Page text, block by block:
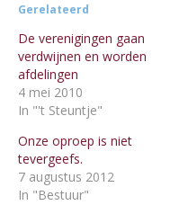
Gerelateerd
De verenigingen gaan
verdwijnen en worden
afdelingen
4 mei 2010
In "'t Steuntje"
Onze oproep is niet
tevergeefs.
7 augustus 2012
In "Bestuur"